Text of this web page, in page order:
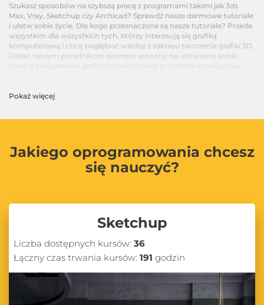
Szukasz sposobów na szybszą pracę z programami takimi jak 3ds
Max, Vray, Sketchup czy Archicad? Sprawdź nasze darmowe tutoriale
i ułatw sobie życie. Dla kogo przeznaczone są nasze tutoriale? Przede
wszystkim dla wszystkich tych, którzy interesują się grafiką
komputerową i chcą pogłębiać wiedzę z zakresu tworzenia grafiki 3D.
Dzięki naszym poradnikom poznasz sposoby na ułatwienie sobie
Pokaż więcej
Jakiego oprogramowania chcesz
się nauczyć?
Sketchup
Liczba dostępnych kursów: 36
Łączny czas trwania kursów: 191 godzin